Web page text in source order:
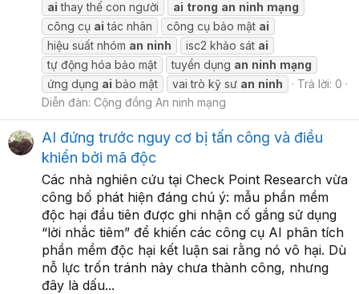
ai thay thế con người ai trong an ninh mạng
công cụ ai tác nhân công cụ bảo mật ai
hiệu suất nhóm an ninh isc2 khảo sát ai
tự động hóa bảo mật
tuyển dụng an ninh mạng
ứng dụng ai bảo mật vai trò kỹ sư an ninh
Trả lời: 0
Diễn đàn: Cộng đồng An ninh mạng
AI đứng trước nguy cơ bị tấn công và điều
khiển bởi mã độc
Các nhà nghiên cứu tại Check Point Research vừa
công bố phát hiện đáng chú ý: mẫu phần mềm
độc hại đầu tiên được ghi nhận cố gắng sử dụng
“lời nhắc tiêm” để khiến các công cụ AI phân tích
phần mềm độc hại kết luận sai rằng nó vô hại. Dù
nỗ lực trốn tránh này chưa thành công, nhưng
đây là dấu...